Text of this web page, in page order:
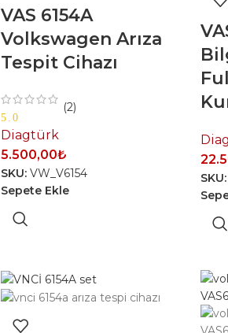
VAS 6154A
Volkswagen Arıza
Tespit Cihazı
5.0
(2)
Diagtürk
5.500,00₺
SKU: VW_V6154
Sepete Ekle
SKU: